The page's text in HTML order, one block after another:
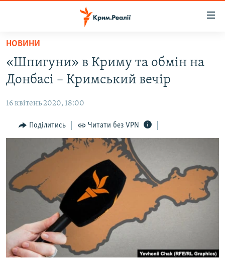
Перейти
основного
матеріалу
до
навігації
Перейти
пошуку
ВОДА.КРИМ
ПОЛІТИКА
БЛОГИ
ІНТЕРВ'Ю
ВСЕ ЗА ДЕНЬ
СПЕЦПРОЕКТИ
ДЕПОРТАЦІЯ
ВІДЕОУРОКИ «ELIFBE»
СВІДЧЕННЯ ОКУПАЦІЇ
ЯК ОБІЙТИ БЛОКУВАННЯ
Русский
Qırımtatar
НОВИНИ
«Шпигуни» в Криму та обмін на
Донбасі – Кримський вечір
16 квітень 2020, 18:00
Поділитись Читати без VPN